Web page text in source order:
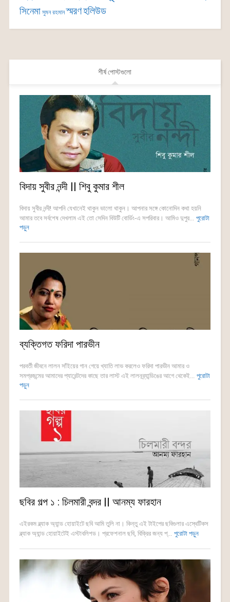
সিনেমা সুমন রহমান স্মরণহলিউড
শীর্ষ পোস্টগুলো
বিদায় সুবীর নন্দী || শিবু কুমার শীল
বিদায় সুবীর নন্দী! আপনি যেখানেই থাকুন ভালো থাকুন। আপনার সঙ্গে কোনোদিন কথা হয়নি
আমার তবে সর্বশেষ দেখলাম এই তো সেদিন বিউটি বোর্ডিং-এ সপরিবার। আমিও দুপুর... পুরোটা
পড়ুন
ব্যক্তিগত ফরিদা পারভীন
পরবর্তী জীবনে লালন সাঁইয়ের গান গেয়ে খ্যাতি লাভ করলেও ফরিদা পারভীন আমার ও
সমপ্রজন্মের আমাদের প্যারেন্টদের কাছে তার লাস্ট এই লালনব্র্যান্ডিঙের আগে থেকেই... পুরোটা
পড়ুন
ছবির গল্প ১ : চিলমারী বন্দর || আনম্য ফারহান
এইরকম ব্ল্যাক অ্যান্ড হোয়াইটে ছবি আমি তুলি না। কিন্তু এই টাইপের ছবিগুলার এস্থেটিকস
ব্ল্যাক অ্যান্ড হোয়াইটেই এস্টাবলিশড। প্রফেশনাল ছবি, বিক্রির জন্য প্... পুরোটা পড়ুন